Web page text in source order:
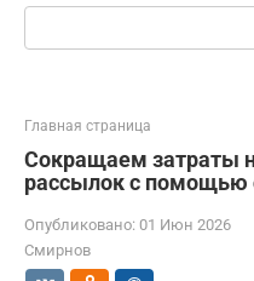
Поиск:
Главная страница
Сокращаем затраты
рассылок с помощью
Опубликовано: 01 Июн 2026
Смирнов